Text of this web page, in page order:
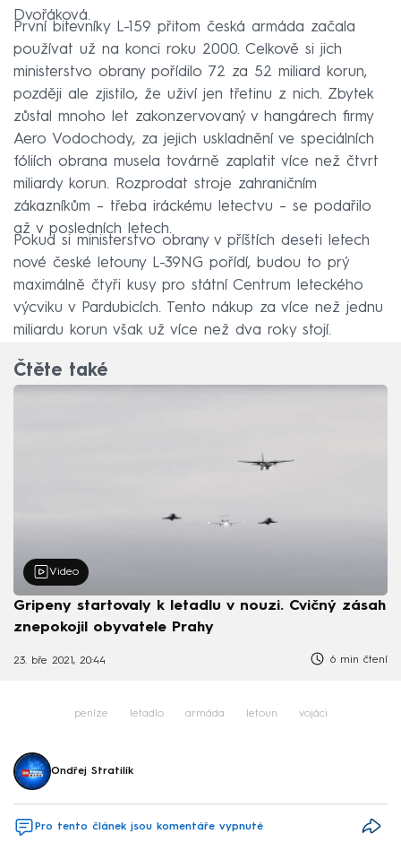
Dvořáková.
První bitevníky L-159 přitom česká armáda začala
používat už na konci roku 2000. Celkově si jich
ministerstvo obrany pořídilo 72 za 52 miliard korun,
později ale zjistilo, že uživí jen třetinu z nich. Zbytek
zůstal mnoho let zakonzervovaný v hangárech firmy
Aero Vodochody, za jejich uskladnění ve speciálních
fóliích obrana musela továrně zaplatit více než čtvrt
miliardy korun. Rozprodat stroje zahraničním
zákazníkům – třeba iráckému letectvu – se podařilo
až v posledních letech.
Pokud si ministerstvo obrany v příštích deseti letech
nové české letouny L-39NG pořídí, budou to prý
maximálně čtyři kusy pro státní Centrum leteckého
výcviku v Pardubicích. Tento nákup za více než jednu
miliardu korun však už více než dva roky stojí.
Čtěte také
Video
Gripeny startovaly k letadlu v nouzi. Cvičný zásah
znepokojil obyvatele Prahy
23. bře 2021, 20:44 6 min čtení
peníze letadlo armáda letoun vojáci
Ondřej Stratilík
Pro tento článek jsou komentáře vypnuté